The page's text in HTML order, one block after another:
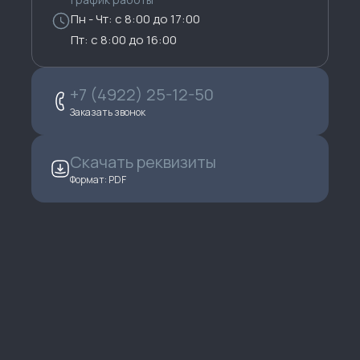
Пн - Чт: с 8:00 до 17:00
Пт: с 8:00 до 16:00
+7 (4922) 25-12-50
Заказать звонок
Скачать реквизиты
Формат: PDF